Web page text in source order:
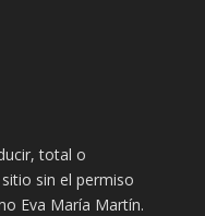
total o
sin el permiso
Eva María Martín.